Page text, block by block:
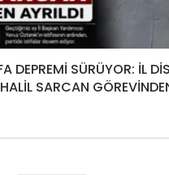
DEPREMİ SÜRÜYOR: İL
SARCAN